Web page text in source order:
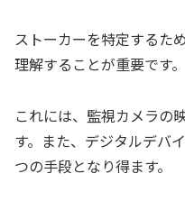
ストーカーを特定するた
理解することが重要です。
これには、監視カメラの
す。また、デジタルデバ
つの手段となり得ます。